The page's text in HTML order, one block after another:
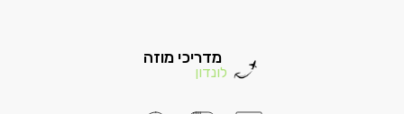
מדריכי מוזה
לונדון